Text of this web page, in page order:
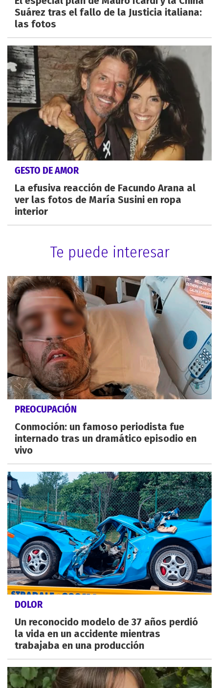
Suárez tras el fallo de la Justicia italiana:
las fotos
GESTO DE AMOR
La efusiva reacción de Facundo Arana al
ver las fotos de María Susini en ropa
interior
Te puede interesar
PREOCUPACIÓN
Conmoción: un famoso periodista fue
internado tras un dramático episodio en
vivo
DOLOR
Un reconocido modelo de 37 años perdió
la vida en un accidente mientras
trabajaba en una producción